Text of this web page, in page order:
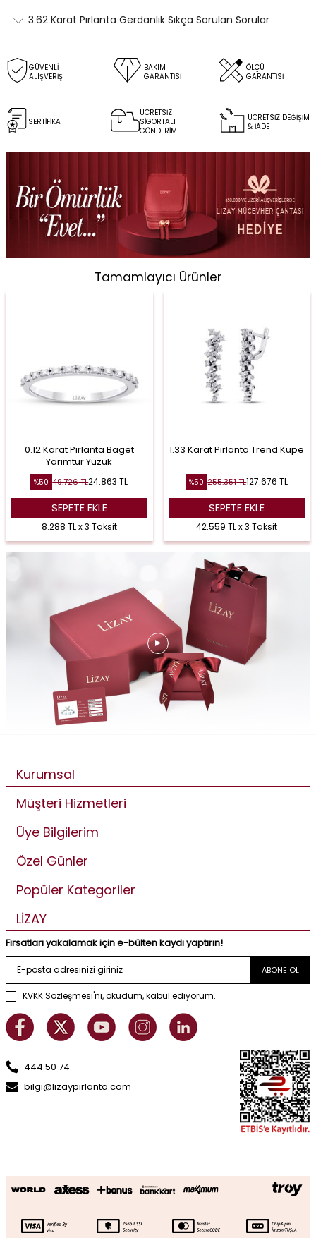
3.62 Karat Pırlanta Gerdanlık Sıkça Sorulan Sorular
GÜVENLİ
ALIŞVERİŞ
BAKIM
GARANTİSİ
ÖLÇÜ
GARANTİSİ
SERTİFİKA
ÜCRETSİZ
SİGORTALI
GÖNDERİM
ÜCRETSİZ DEĞİŞİM
& İADE
Tamamlayıcı Ürünler
0.12 Karat Pırlanta Baget
Yarımtur Yüzük
%50 49.726TL24.863 TL
SEPETE EKLE
8.288 TL x 3 Taksit
1.33 Karat Pırlanta Trend Küpe
%50 255.351TL127.676 TL
SEPETE EKLE
42.559 TL x 3 Taksit
Kurumsal
Müşteri Hizmetleri
Üye Bilgilerim
Özel Günler
Popüler Kategoriler
LİZAY
Fırsatları yakalamak için e-bülten kaydı yaptırın!
ABONE OL
KVKK Sözleşmesi'ni, okudum, kabul ediyorum.
444 50 74
bilgi@lizaypirlanta.com